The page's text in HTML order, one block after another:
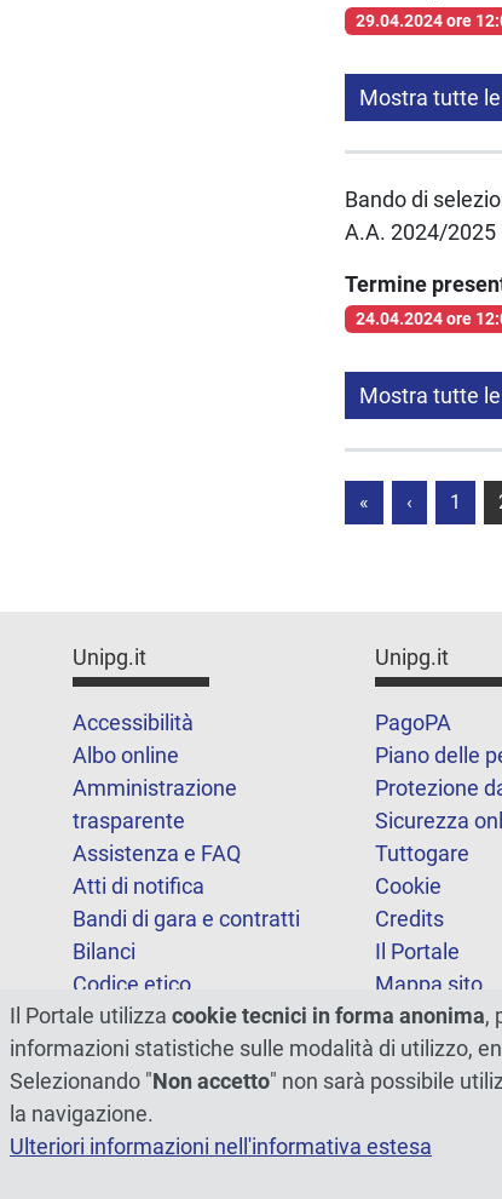
29.04.2024 ore
Mostra tutte
Bando di
A.A. 2024/2025
Termine
24.04.2024 ore
Mostra tutte
« ‹ 1
Unipg.it
Accessibilità
Albo online
Amministrazione
trasparente
Assistenza e FAQ
Atti di notifica
Bandi di gara e contratti
Bilanci
Codice etico
FOIA
Note legali
Unipg.it
PagoPA
Piano delle
Protezione
Sicurezza
Tuttogare
Cookie
Credits
Il Portale
Mappa sito
Statistiche
accessibilità
Il Portale utilizza cookie tecnici in forma anonima,
informazioni statistiche sulle modalità di utilizzo,
Selezionando "Non accetto" non sarà possibile
la navigazione.
Ulteriori informazioni nell'informativa estesa